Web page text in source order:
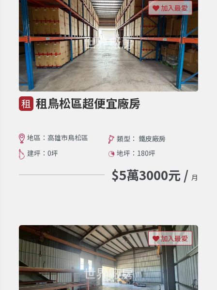
租 租鳥松區超便宜廠房
地區：高雄市鳥松區
類型： 鐵皮廠房
建坪：0坪
地坪：180坪
$5萬3000元 / 月
加入最愛
加入最愛